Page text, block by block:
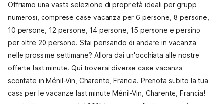
Offriamo una vasta selezione di proprietà ideali per gruppi
numerosi, comprese case vacanza per 6 persone, 8 persone,
10 persone, 12 persone, 14 persone, 15 persone e persino
per oltre 20 persone. Stai pensando di andare in vacanza
nelle prossime settimane? Allora dai un'occhiata alle nostre
offerte last minute. Qui troverai diverse case vacanza
scontate in Ménil-Vin, Charente, Francia. Prenota subito la tua
casa per le vacanze last minute Ménil-Vin, Charente, Francia!